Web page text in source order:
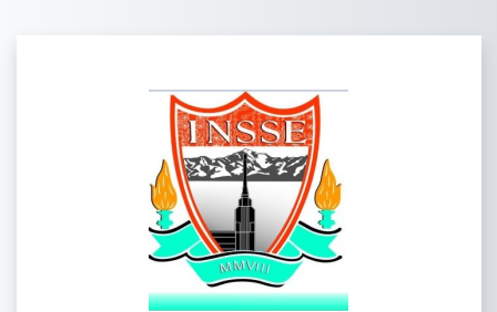
Entrar a